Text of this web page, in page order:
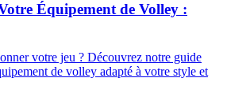
Équipement de Volley :
votre jeu ? Découvrez notre guide
de volley adapté à votre style et